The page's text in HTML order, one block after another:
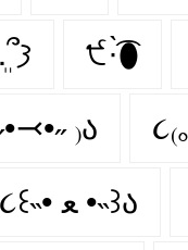
𐔌՞ ܸ.ˬ.ܸ՞𐦯 ੯·̀͡⬮
₎ა
૮꒰˵• ﻌ •˵꒱ა